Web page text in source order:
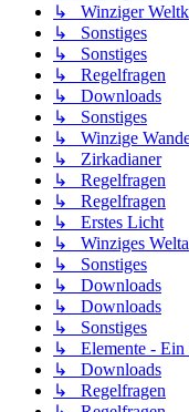
↳ Winziger
↳ Sonstiges
↳ Sonstiges
↳ Regelfragen
↳ Downloads
↳ Sonstiges
↳ Winzige
↳ Zirkadianer
↳ Regelfragen
↳ Regelfragen
↳ Erstes Licht
↳ Winziges
↳ Sonstiges
↳ Downloads
↳ Downloads
↳ Sonstiges
↳ Elemente - Ein
↳ Downloads
↳ Regelfragen